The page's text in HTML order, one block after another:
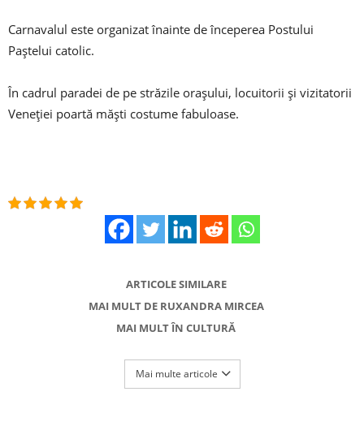
Carnavalul este organizat înainte de începerea Postului
Paștelui catolic.
În cadrul paradei de pe străzile orașului, locuitorii și vizitatorii
Veneției poartă măști costume fabuloase.
ARTICOLE SIMILARE
MAI MULT DE RUXANDRA MIRCEA
MAI MULT ÎN CULTURĂ
Mai multe articole